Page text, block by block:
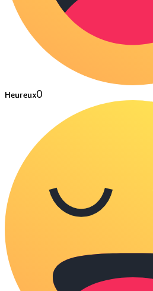
Heureux0